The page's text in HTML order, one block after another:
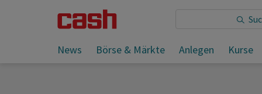
News Börse & Märkte Anlegen Kurse
Sie lesen: